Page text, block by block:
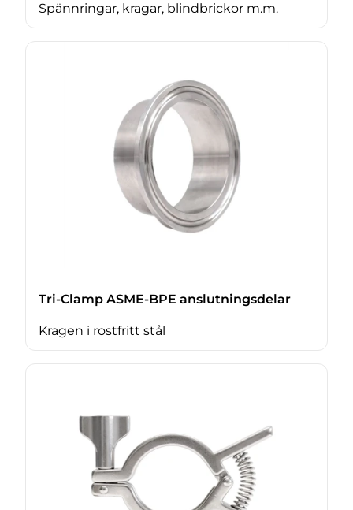
Spännringar, kragar, blindbrickor m.m.
Tri-Clamp ASME-BPE anslutningsdelar
Kragen i rostfritt stål